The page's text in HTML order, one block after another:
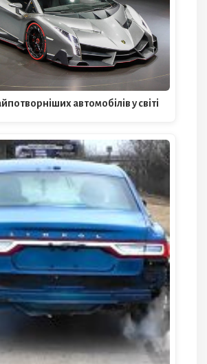
автомобілів у світі